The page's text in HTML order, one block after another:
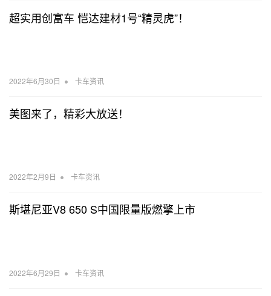
超实用创富车 恺达建材1号“精灵虎”！
2022年6月30日 • 卡车资讯
美图来了，精彩大放送！
2022年2月9日 • 卡车资讯
斯堪尼亚V8 650 S中国限量版燃擎上市
2022年6月29日 • 卡车资讯